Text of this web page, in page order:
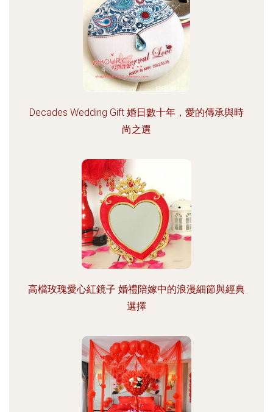
Decades Wedding Gift 婚日數十年，愛的傳承與時
尚之選
高檔玫瑰愛心紅鏡子 婚禮陪嫁中的浪漫細節與經典
選擇